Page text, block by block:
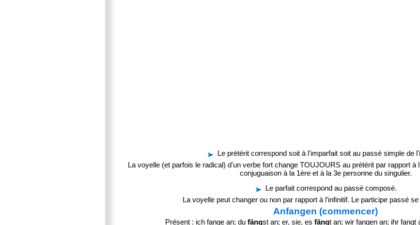
Le prétérit correspond soit à l'imparfait soit au passé simple de
La voyelle (et parfois le radical) d'un verbe fort change TOUJOURS au prétérit par rapport à
conjuguaison à la 1ère et à la 3e personne du singulier.
Le parfait correspond au passé composé.
La voyelle peut changer ou non par rapport à l'infinitif. Le participe passé
Anfangen (commencer)
Présent : ich fange an; du fängst an; er, sie, es fängt an; wir fangen an; ihr fangt